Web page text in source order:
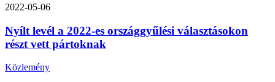
2022-05-06
Nyílt levél a 2022-es országgyűlési választásokon
részt vett pártoknak
Közlemény